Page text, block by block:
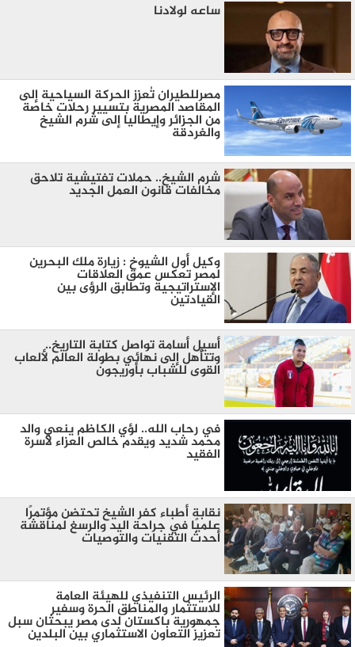
ساعه لولادنا
مصرللطيران تُعزز الحركة السياحية إلى
المقاصد المصرية بتسيير رحلات خاصة
من الجزائر وإيطاليا إلى شرم الشيخ
والغردقة
شرم الشيخ.. حملات تفتيشية تلاحق
مخالفات قانون العمل الجديد
وكيل أول الشيوخ : زيارة ملك البحرين
لمصر تعكس عمق العلاقات
الإستراتيجية وتطابق الرؤى بين
القيادتين
أسيل أسامة تواصل كتابة التاريخ..
وتتأهل إلى نهائي بطولة العالم لألعاب
القوى للشباب بأوريجون
في رحاب الله.. لؤي الكاظم ينعي والد
محمد شديد ويقدم خالص العزاء لأسرة
الفقيد
نقابة أطباء كفر الشيخ تحتضن مؤتمرًا
علميًا في جراحة اليد والرسغ لمناقشة
أحدث التقنيات والتوصيات
الرئيس التنفيذي للهيئة العامة
للاستثمار والمناطق الحرة وسفير
جمهورية باكستان لدى مصر يبحثان سبل
تعزيز التعاون الاستثماري بين البلدين